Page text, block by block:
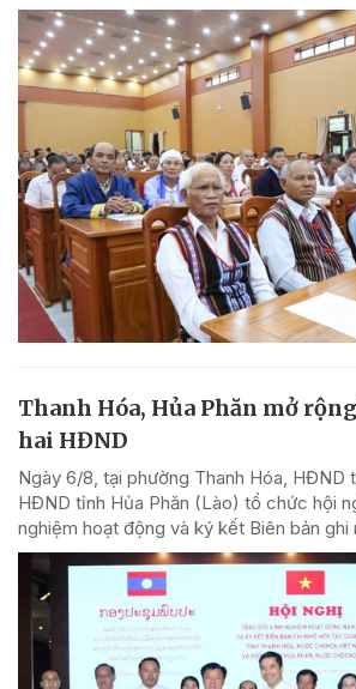
Thanh Hóa, Hủa Phăn mở
hai HĐND
Ngày 6/8, tại phường Thanh Hóa, HĐND
HĐND tỉnh Hủa Phăn (Lào) tổ chức hội
nghiệm hoạt động và ký kết Biên bản ghi